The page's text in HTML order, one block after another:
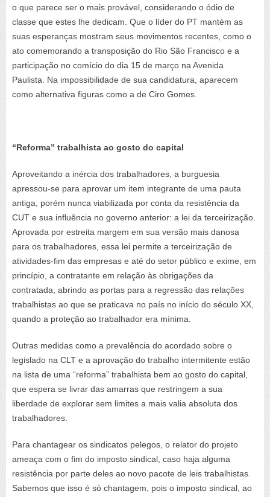
o que parece ser o mais provável, considerando o ódio de
classe que estes lhe dedicam. Que o líder do PT mantém as
suas esperanças mostram seus movimentos recentes, como o
ato comemorando a transposição do Rio São Francisco e a
participação no comício do dia 15 de março na Avenida
Paulista. Na impossibilidade de sua candidatura, aparecem
como alternativa figuras como a de Ciro Gomes.
“Reforma” trabalhista ao gosto do capital
Aproveitando a inércia dos trabalhadores, a burguesia
apressou-se para aprovar um item integrante de uma pauta
antiga, porém nunca viabilizada por conta da resistência da
CUT e sua influência no governo anterior: a lei da terceirização.
Aprovada por estreita margem em sua versão mais danosa
para os trabalhadores, essa lei permite a terceirização de
atividades-fim das empresas e até do setor público e exime, em
princípio, a contratante em relação às obrigações da
contratada, abrindo as portas para a regressão das relações
trabalhistas ao que se praticava no país no início do século XX,
quando a proteção ao trabalhador era mínima.
Outras medidas como a prevalência do acordado sobre o
legislado na CLT e a aprovação do trabalho intermitente estão
na lista de uma “reforma” trabalhista bem ao gosto do capital,
que espera se livrar das amarras que restringem a sua
liberdade de explorar sem limites a mais valia absoluta dos
trabalhadores.
Para chantagear os sindicatos pelegos, o relator do projeto
ameaça com o fim do imposto sindical, caso haja alguma
resistência por parte deles ao novo pacote de leis trabalhistas.
Sabemos que isso é só chantagem, pois o imposto sindical, ao